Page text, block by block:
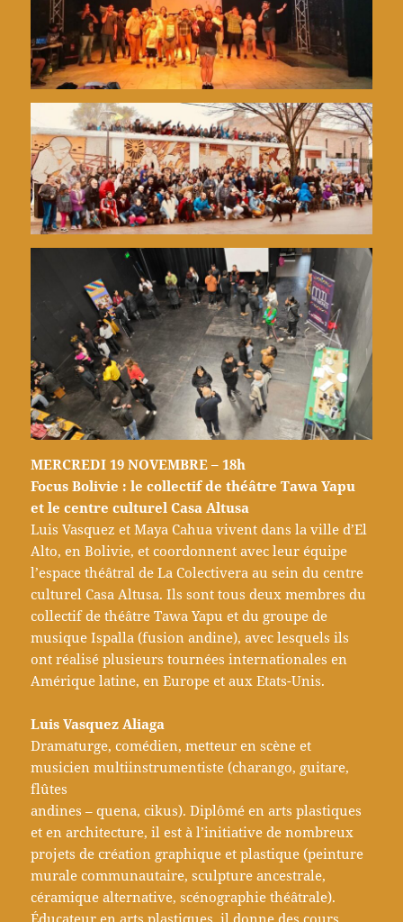
MERCREDI 19 NOVEMBRE – 18h
Focus Bolivie : le collectif de théâtre Tawa Yapu
et le centre culturel Casa Altusa
Luis Vasquez et Maya Cahua vivent dans la ville d’El
Alto, en Bolivie, et coordonnent avec leur équipe
l’espace théâtral de La Colectivera au sein du centre
culturel Casa Altusa. Ils sont tous deux membres du
collectif de théâtre Tawa Yapu et du groupe de
musique Ispalla (fusion andine), avec lesquels ils
ont réalisé plusieurs tournées internationales en
Amérique latine, en Europe et aux Etats-Unis.
Luis Vasquez Aliaga
Dramaturge, comédien, metteur en scène et
musicien multiinstrumentiste (charango, guitare,
flûtes
andines – quena, cikus). Diplômé en arts plastiques
et en architecture, il est à l’initiative de nombreux
projets de création graphique et plastique (peinture
murale communautaire, sculpture ancestrale,
céramique alternative, scénographie théâtrale).